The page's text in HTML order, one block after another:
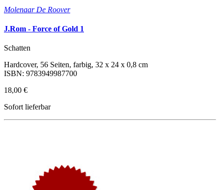
Molenaar De Roover
J.Rom - Force of Gold 1
Schatten
Hardcover, 56 Seiten, farbig, 32 x 24 x 0,8 cm
ISBN: 9783949987700
18,00 €
Sofort lieferbar